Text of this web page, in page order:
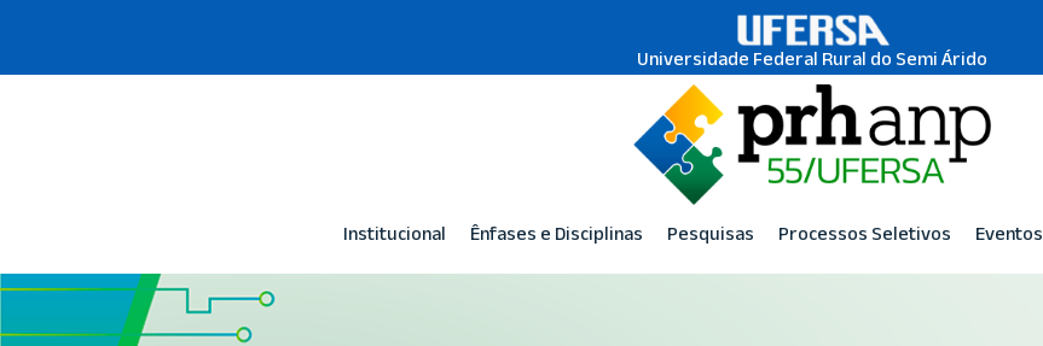
main
Universidade Federal Rural do Semi Árido
Institucional Ênfases e Disciplinas Pesquisas Processos Seletivos Eventos